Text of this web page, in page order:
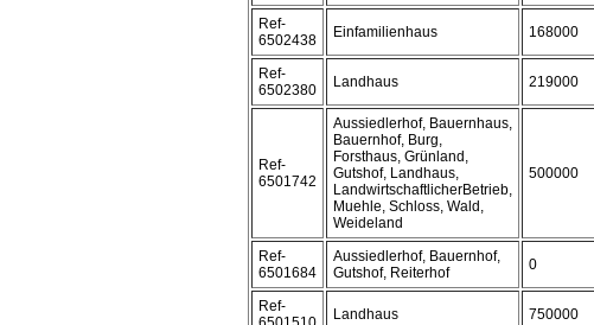
Ref-
6502438
Einfamilienhaus 168000
Ref-
6502380
Landhaus 219000
Ref-
6501742
Aussiedlerhof, Bauernhaus,
Bauernhof, Burg,
Forsthaus, Grünland,
Gutshof, Landhaus,
LandwirtschaftlicherBetrieb,
Muehle, Schloss, Wald,
Weideland
500000
Ref-
6501684
Aussiedlerhof, Bauernhof,
Gutshof, Reiterhof
0
Ref-
Landhaus 750000